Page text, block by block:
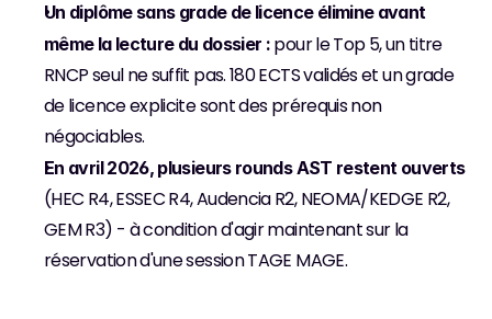
Un diplôme sans grade de licence élimine avant
même la lecture du dossier : pour le Top 5, un titre
RNCP seul ne suffit pas. 180 ECTS validés et un grade
de licence explicite sont des prérequis non
négociables.
En avril 2026, plusieurs rounds AST restent ouverts
(HEC R4, ESSEC R4, Audencia R2, NEOMA/KEDGE R2,
GEM R3) - à condition d'agir maintenant sur la
réservation d'une session TAGE MAGE.